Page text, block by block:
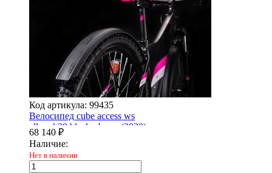
Код артикула: 99435
Велосипед cube access ws
allroad 29 black - berry (2020)
68 140 ₽
Наличие:
Нет в наличии